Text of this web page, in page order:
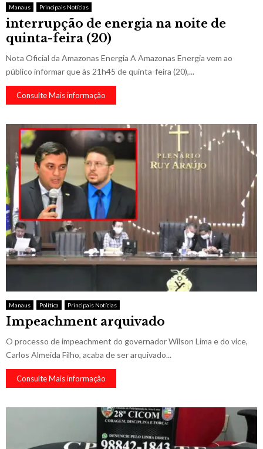
Manaus Principais Notícias
interrupção de energia na noite de
quinta-feira (20)
Nota Oficial da Amazonas Energia A Amazonas Energia vem ao
público informar que às 21h45 de quinta-feira (20),...
Consulte Mais informação
Manaus Política Principais Notícias
Impeachment arquivado
O processo de impeachment do governador Wilson Lima e do vice,
Carlos Almeida Filho, acaba de ser arquivado...
Consulte Mais informação